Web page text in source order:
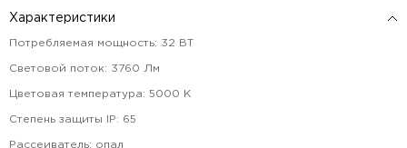
Характеристики
Потребляемая мощность: 32 ВТ
Световой поток: 3760 Лм
Цветовая температура: 5000 К
Степень защиты IP: 65
Рассеиватель: опал